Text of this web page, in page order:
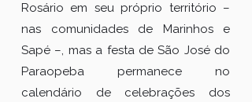
Rosário em seu próprio território –
nas comunidades de Marinhos e
Sapé –, mas a festa de São José do
Paraopeba permanece no
calendário de celebrações dos